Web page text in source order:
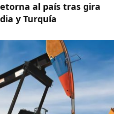
al país tras gira
y Turquía